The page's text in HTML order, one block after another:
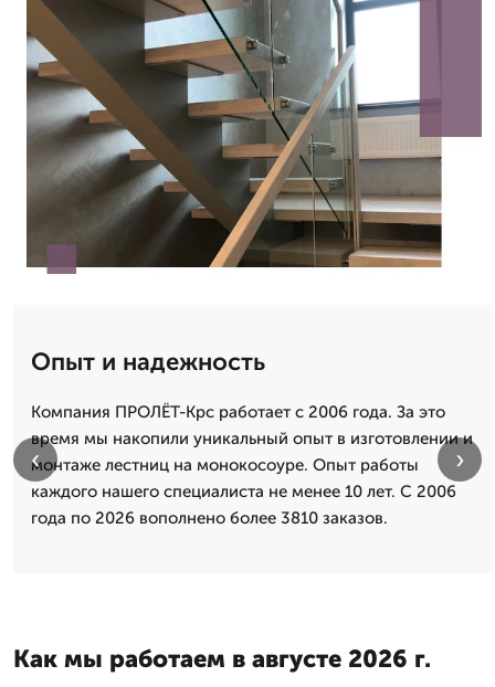
Опыт и надежность
Компания ПРОЛЁТ-Крс работает с 2006 года. За это
время мы накопили уникальный опыт в изготовлении и
монтаже лестниц на монокосоуре. Опыт работы
каждого нашего специалиста не менее 10 лет. С 2006
года по 2026 вополнено более 3810 заказов.
‹ ›
Как мы работаем в августе 2026 г.